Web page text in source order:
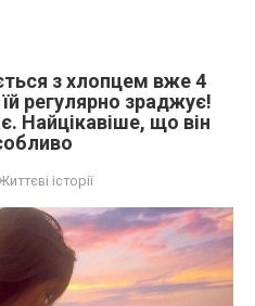
з хлопцем вже 4
їй регулярно зраджує!
Найцікавіше, що він
історії